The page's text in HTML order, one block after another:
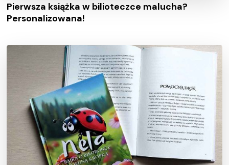
Pierwsza książka w bilioteczce malucha?
Personalizowana!